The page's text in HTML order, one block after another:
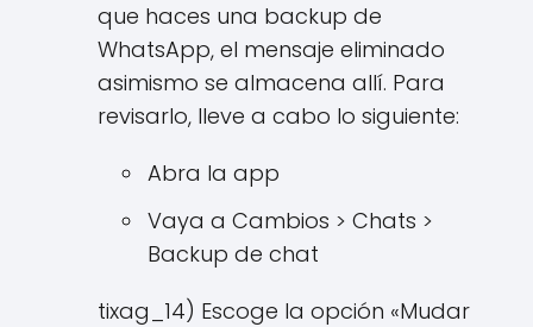
que haces una backup de
WhatsApp, el mensaje eliminado
asimismo se almacena allí. Para
revisarlo, lleve a cabo lo siguiente:
Abra la app
Vaya a Cambios > Chats >
Backup de chat
tixag_14) Escoge la opción «Mudar